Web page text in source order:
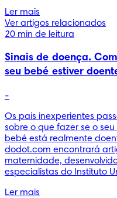
Ler mais
Ver artigos relacionados
20 min de leitura
Sinais de doença.
seu bebé estiver
-
Os pais inexperientes
sobre o que fazer se o
bebé está realmente
dodot.com encontrará
maternidade,
especialistas do Instituto
Ler mais